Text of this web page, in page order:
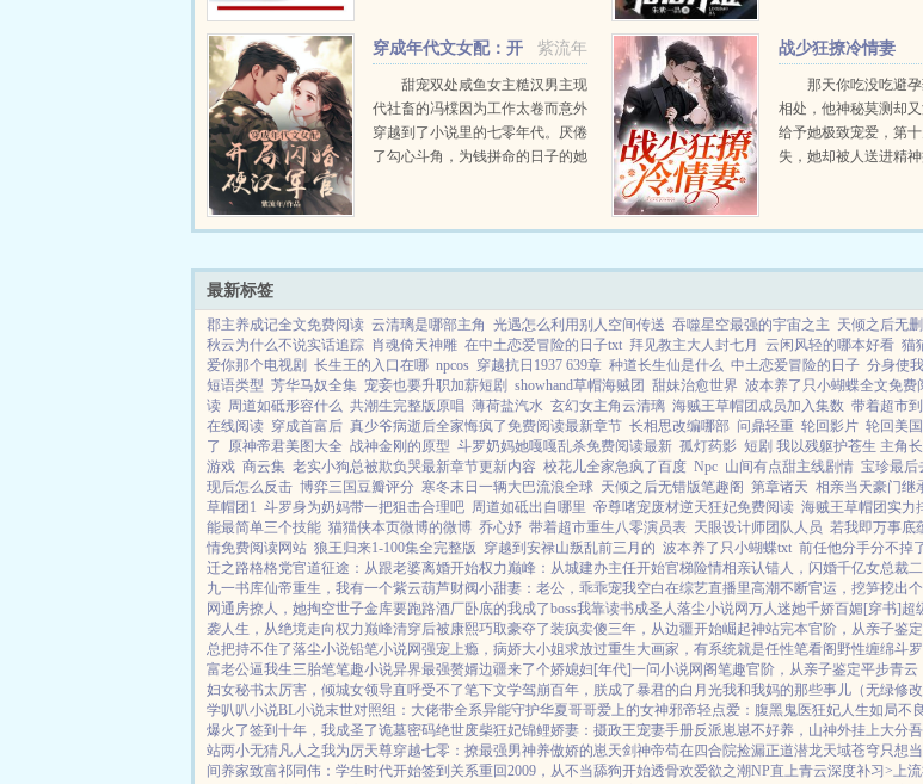
紫流年
穿成年代文女配：开
局闪婚硬汉军官
甜宠双处咸鱼女主糙汉男主现
代社畜的冯橖因为工作太卷而意外
穿越到了小说里的七零年代。厌倦
了勾心斗角，为钱拼命的日子的她
这位未婚夫不久后...
战少狂撩冷情妻
那天你吃没吃避
相处，他神秘莫测却又
给予她极致宠爱，第
失，她却被人送进精
道真相后，疯一样将
最新标签
郡主养成记全文免费阅读 云清璃是哪部主角 光遇怎么利用别人空间传送 吞噬星空最强的宇宙之主 天倾之后无
秋云为什么不说实话追踪 肖魂倚天神雕 在中土恋爱冒险的日子txt 拜见教主大人封七月 云闲风轻的哪本好看 猫
爱你那个电视剧 长生王的入口在哪 npcos 穿越抗日1937 639章 种道长生仙是什么 中土恋爱冒险的日子 分身使
短语类型 芳华马奴全集 宠妾也要升职加薪短剧 showhand草帽海贼团 甜妹治愈世界 波本养了只小蝴蝶全文免费
读 周道如砥形容什么 共潮生完整版原唱 薄荷盐汽水 玄幻女主角云清璃 海贼王草帽团成员加入集数 带着超市
在线阅读 穿成首富后 真少爷病逝后全家悔疯了免费阅读最新章节 长相思改编哪部 问鼎轻重 轮回影片 轮回美
了
原神帝君美图大全 战神金刚的原型 斗罗奶妈她嘎嘎乱杀免费阅读最新 孤灯药影 短剧 我以残躯护苍生 主角
游戏 商云集 老实小狗总被欺负哭最新章节更新内容 校花儿全家急疯了百度 Npc 山间有点甜主线剧情 宝珍最后
现后怎么反击 博弈三国豆瓣评分 寒冬末日一辆大巴流浪全球 天倾之后无错版笔趣阁 第章诸天 相亲当天豪门继
草帽团1 斗罗身为奶妈带一把狙击合理吧 周道如砥出自哪里 帝尊啫宠废材逆天狂妃免费阅读 海贼王草帽团实力
能最简单三个技能 猫猫侠本页微博的微博 乔心妤 带着超市重生八零演员表 天眼设计师团队人员 若我即万事底
情免费阅读网站 狼王归来1-100集全完整版 穿越到安禄山叛乱前三月的 波本养了只小蝴蝶txt 前任他分手分不掉
迁之路格格党官道征途：从跟老婆离婚开始权力巅峰：从城建办主任开始官梯险情相亲认错人，闪婚千亿女总裁
九一书库仙帝重生，我有一个紫云葫芦财阀小甜妻：老公，乖乖宠我空白在综艺直播里高潮不断官运，挖笋挖出
网通房撩人，她掏空世子金库要跑路酒厂卧底的我成了boss我靠读书成圣人落尘小说网万人迷她千娇百媚[穿书] 超
袭人生，从绝境走向权力巅峰清穿后被康熙巧取豪夺了装疯卖傻三年，从边疆开始崛起神站完本官阶，从亲子鉴
总把持不住了落尘小说铅笔小说网强宠上瘾，病娇大小姐求放过重生大画家，有系统就是任性笔看阁 野性缠绵斗
富老公逼我生三胎笔笔趣小说异界最强赘婿边疆来了个娇媳妇[年代]一问小说网 阁笔趣官阶，从亲子鉴定平步青云
妇女秘书太厉害，倾城女领导直呼受不了笔下文学驾崩百年，朕成了暴君的白月光我和我妈的那些事儿（无绿修改
学叭叭小说BL小说末世对照组：大佬带全系异能守护华夏哥哥爱上的女神邪帝轻点爱：腹黑鬼医狂妃人生如局不
爆火了签到十年，我成圣了诡墓密码绝世废柴狂妃锦鲤娇妻：摄政王宠妻手册反派崽崽不好养，山神外挂上大分
站两小无猜凡人之我为厉天尊穿越七零：撩最强男神养傲娇的崽天剑神帝苟在四合院捡漏正道潜龙天域苍穹只想
间养家致富祁同伟：学生时代开始签到关系重回2009，从不当舔狗开始透骨欢爱欲之潮NP直上青云深度补习>上